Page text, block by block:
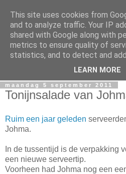
Serveertip.nl
Welkom in de wondere wereld
Hier worden serveertips serieus
maandag 5 september 2011
Tonijnsalade van
Ruim een jaar geleden
Johma.
In de tussentijd is de verpakking
een nieuwe serveertip.
Voorheen had Johma nog een
This site uses cookies from
and to analyze traffic. Your IP
shared with Google along with
metrics to ensure quality of
statistics, and to detect and
LEARN MORE